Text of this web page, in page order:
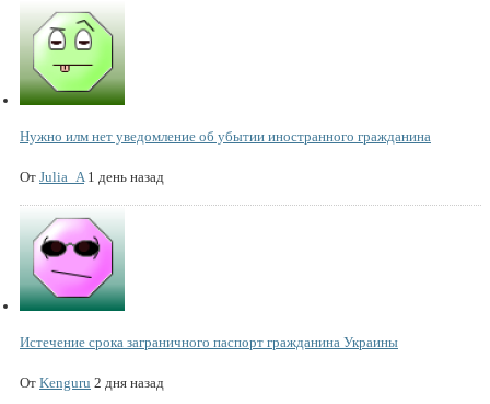
Нужно илм нет уведомление об убытии иностранного гражданина
От Julia_A 1 день назад
Истечение срока заграничного паспорт гражданина Украины
От Kenguru 2 дня назад